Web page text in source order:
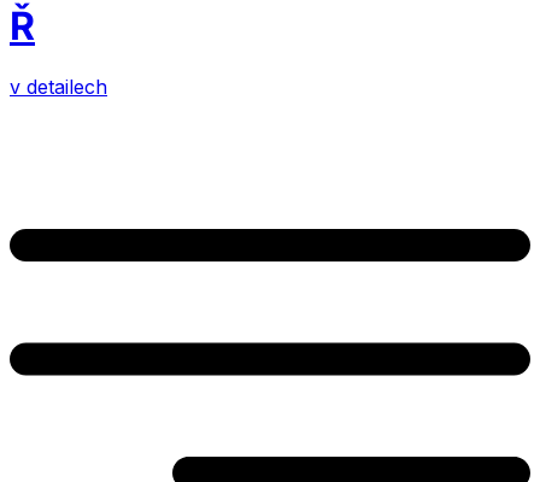
Ř
v detailech